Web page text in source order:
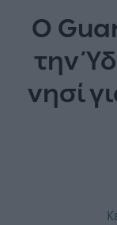
Ο
την
νησί